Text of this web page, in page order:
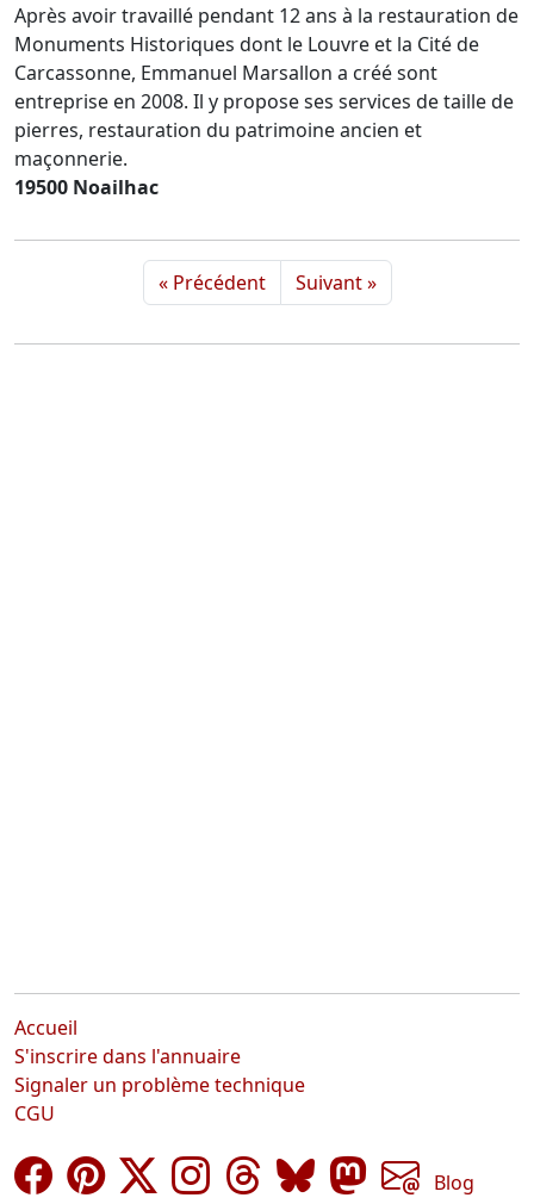
Après avoir travaillé pendant 12 ans à la restauration de
Monuments Historiques dont le Louvre et la Cité de
Carcassonne, Emmanuel Marsallon a créé sont
entreprise en 2008. Il y propose ses services de taille de
pierres, restauration du patrimoine ancien et
maçonnerie.
19500 Noailhac
« Précédent Suivant »
Accueil
S'inscrire dans l'annuaire
Signaler un problème technique
CGU
Blog